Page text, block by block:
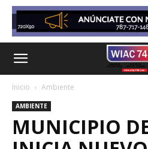
Inicio Ambiente
AMBIENTE
MUNICIPIO